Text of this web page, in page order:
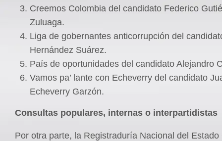
Creemos Colombia del candidato Federico
Zuluaga.
Liga de gobernantes anticorrupción del
Hernández Suárez.
País de oportunidades del candidato Alejandro
Vamos pa’ lante con Echeverry del candidato
Echeverry Garzón.
Consultas populares, internas o interpartidistas
Por otra parte, la Registraduría Nacional del Estado